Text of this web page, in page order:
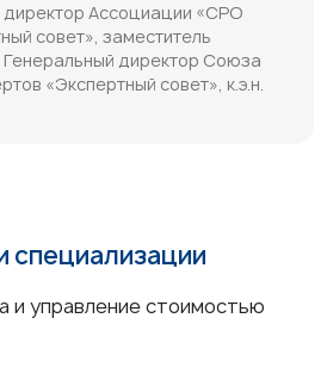
директор Ассоциации «СРО
совет», заместитель
директор Союза
«Экспертный совет», к.э.н.
специализации
и управление стоимостью